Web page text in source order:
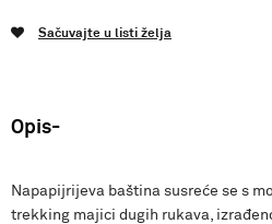
Sačuvajte u listi želja
Opis
Napapijrijeva baština susreće se s
trekking majici dugih rukava,